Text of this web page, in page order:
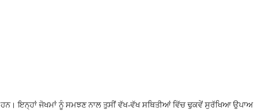
ਇਨ੍ਹਾਂ ਜੋਖਮਾਂ ਨੂੰ ਸਮਝਣ ਨਾਲ ਤੁਸੀਂ ਵੱਖ-ਵੱਖ ਸਥਿਤੀਆਂ ਵਿੱਚ ਢੁਕਵੇਂ ਸੁਰੱਖਿਆ ਉਪਾਅ